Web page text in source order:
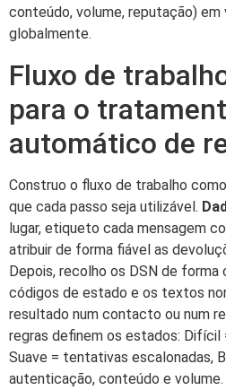
conteúdo, volume, reputação) em
globalmente.
Fluxo de
para o
automático de
Construo o fluxo de trabalho
que cada passo seja utilizável.
lugar, etiqueto cada mensagem
atribuir de forma fiável as
Depois, recolho os DSN de forma
códigos de estado e os textos
resultado num contacto ou num
regras definem os estados: Difícil
Suave = tentativas escalonadas,
autenticação, conteúdo e